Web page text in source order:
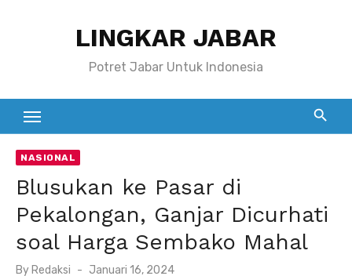
LINGKAR JABAR
Potret Jabar Untuk Indonesia
NASIONAL
Blusukan ke Pasar di
Pekalongan, Ganjar Dicurhati
soal Harga Sembako Mahal
By Redaksi
Posted
Januari 16, 2024